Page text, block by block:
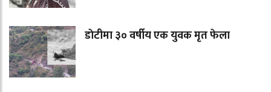
डाेटीमा ३० वर्षीय एक युवक मृत फेला